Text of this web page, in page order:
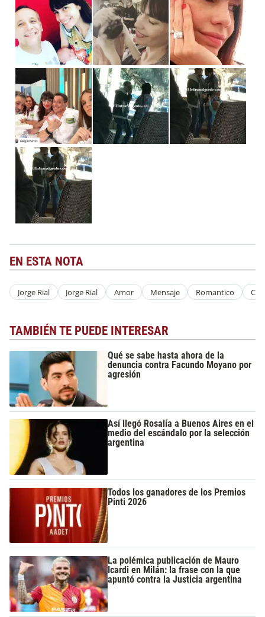
EN ESTA NOTA
Jorge Rial Jorge Rial Amor Mensaje Romantico
TAMBIÉN TE PUEDE INTERESAR
Qué se sabe hasta ahora de la
denuncia contra Facundo Moyano por
agresión
Así llegó Rosalía a Buenos Aires en el
medio del escándalo por la selección
argentina
Todos los ganadores de los Premios
Pinti 2026
La polémica publicación de Mauro
Icardi en Milán: la frase con la que
apuntó contra la Justicia argentina